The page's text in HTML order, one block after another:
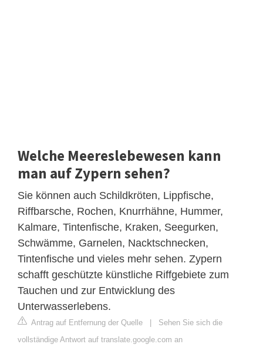
Welche Meereslebewesen kann
man auf Zypern sehen?
Sie können auch Schildkröten, Lippfische,
Riffbarsche, Rochen, Knurrhähne, Hummer,
Kalmare, Tintenfische, Kraken, Seegurken,
Schwämme, Garnelen, Nacktschnecken,
Tintenfische und vieles mehr sehen. Zypern
schafft geschützte künstliche Riffgebiete zum
Tauchen und zur Entwicklung des
Unterwasserlebens.
Antrag auf Entfernung der Quelle | Sehen Sie sich die
vollständige Antwort auf translate.google.com an